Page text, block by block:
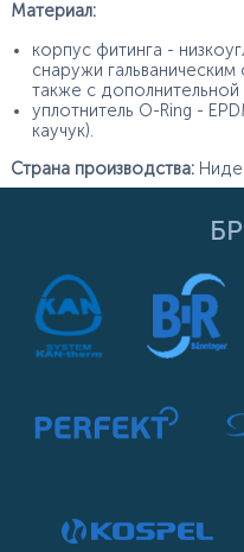
Материал:
корпус фитинга -
снаружи
также с
уплотнитель O-Ring -
каучук).
Страна производства: